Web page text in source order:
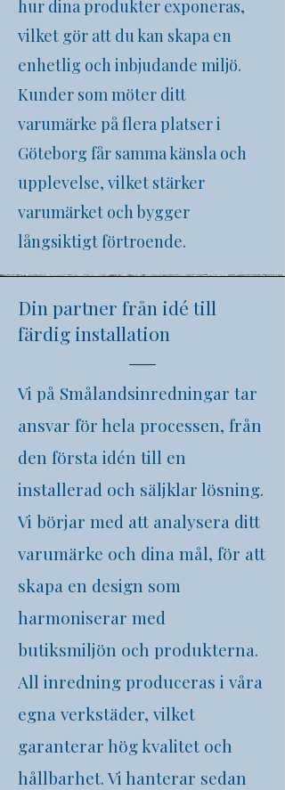
hur dina produkter exponeras,
vilket gör att du kan skapa en
enhetlig och inbjudande miljö.
Kunder som möter ditt
varumärke på flera platser i
Göteborg får samma känsla och
upplevelse, vilket stärker
varumärket och bygger
långsiktigt förtroende.
Din partner från idé till
färdig installation
Vi på Smålandsinredningar tar
ansvar för hela processen, från
den första idén till en
installerad och säljklar lösning.
Vi börjar med att analysera ditt
varumärke och dina mål, för att
skapa en design som
harmoniserar med
butiksmiljön och produkterna.
All inredning produceras i våra
egna verkstäder, vilket
garanterar hög kvalitet och
hållbarhet. Vi hanterar sedan